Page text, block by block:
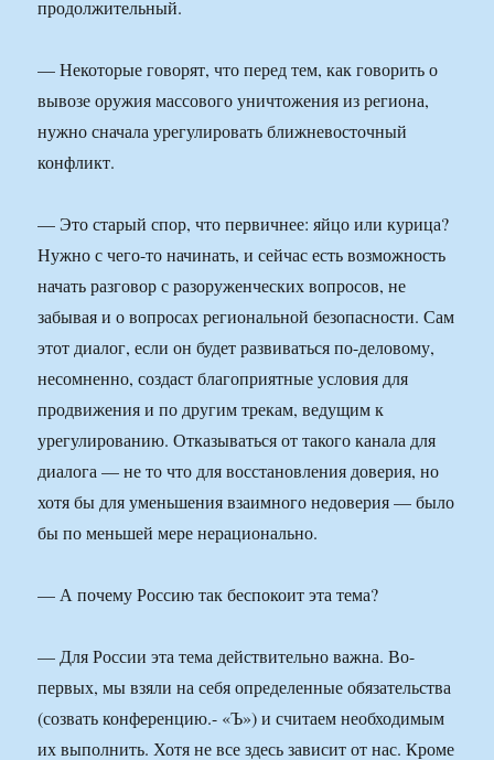
продолжительный.
— Некоторые говорят, что перед тем, как говорить о
вывозе оружия массового уничтожения из региона,
нужно сначала урегулировать ближневосточный
конфликт.
— Это старый спор, что первичнее: яйцо или курица?
Нужно с чего-то начинать, и сейчас есть возможность
начать разговор с разоруженческих вопросов, не
забывая и о вопросах региональной безопасности. Сам
этот диалог, если он будет развиваться по-деловому,
несомненно, создаст благоприятные условия для
продвижения и по другим трекам, ведущим к
урегулированию. Отказываться от такого канала для
диалога — не то что для восстановления доверия, но
хотя бы для уменьшения взаимного недоверия — было
бы по меньшей мере нерационально.
— А почему Россию так беспокоит эта тема?
— Для России эта тема действительно важна. Во-
первых, мы взяли на себя определенные обязательства
(созвать конференцию.- «Ъ») и считаем необходимым
их выполнить. Хотя не все здесь зависит от нас. Кроме